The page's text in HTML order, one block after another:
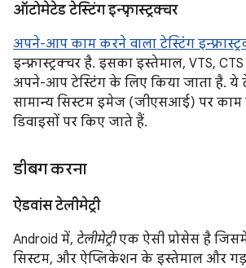
ऑटोमेटेड टेस्टिंग इन्फ़्रास्ट्रक्चर
अपने-आप काम करने वाला टेस्टिंग
इन्फ़्रास्ट्रक्चर है. इसका इस्तेमाल, VTS,
अपने-आप टेस्टिंग के लिए किया जाता है. ये
सामान्य सिस्टम इमेज (जीएसआई) पर काम
डिवाइसों पर किए जाते हैं.
डीबग करना
ऐडवांस टेलीमेट्री
Android में, टेलीमेट्रीएक ऐसी प्रोसेस है
सिस्टम, और ऐप्लिकेशन के इस्तेमाल और